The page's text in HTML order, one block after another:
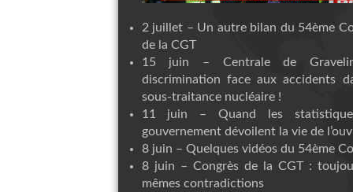
2 juillet – Un autre bilan du 54ème
de la CGT
15 juin – Centrale de
discrimination face aux accidents
sous-traitance nucléaire !
11 juin – Quand les
gouvernement dévoilent la vie de
8 juin – Quelques vidéos du 54ème
8 juin – Congrès de la CGT :
mêmes contradictions